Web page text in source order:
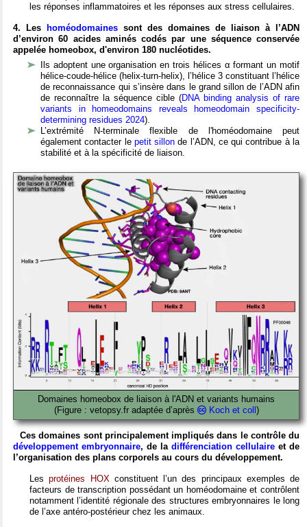
les réponses inflammatoires et les réponses aux stress cellulaires.
4. Les homéodomaines sont des domaines de liaison à l’ADN
d’environ 60 acides aminés codés par une séquence conservée
appelée homeobox, d'environ 180 nucléotides.
Ils adoptent une organisation en trois hélices α formant un motif
hélice-coude-hélice (helix-turn-helix), l’hélice 3 constituant l’hélice
de reconnaissance qui s’insère dans le grand sillon de l’ADN afin
de reconnaître la séquence cible (DNA binding analysis of rare
variants in homeodomains reveals homeodomain specificity-
determining residues 2024).
L’extrémité N-terminale flexible de l'homéodomaine peut
également contacter le petit sillon de l’ADN, ce qui contribue à la
stabilité et à la spécificité de liaison.
Domaines homeobox de liaison à l'ADN et variants humains
(Figure : vetopsy.fr adaptée d’après
Koch et coll )
Ces domaines sont principalement impliqués dans le contrôle du
développement embryonnaire, de la différenciation cellulaire et de
l’organisation des plans corporels au cours du développement.
Lesprotéines HOXconstituent l’un des principaux exemples de
facteurs de transcription possédant un homéodomaine et contrôlent
notamment l’identité régionale des structures embryonnaires le long
de l’axe antéro-postérieur chez les animaux.